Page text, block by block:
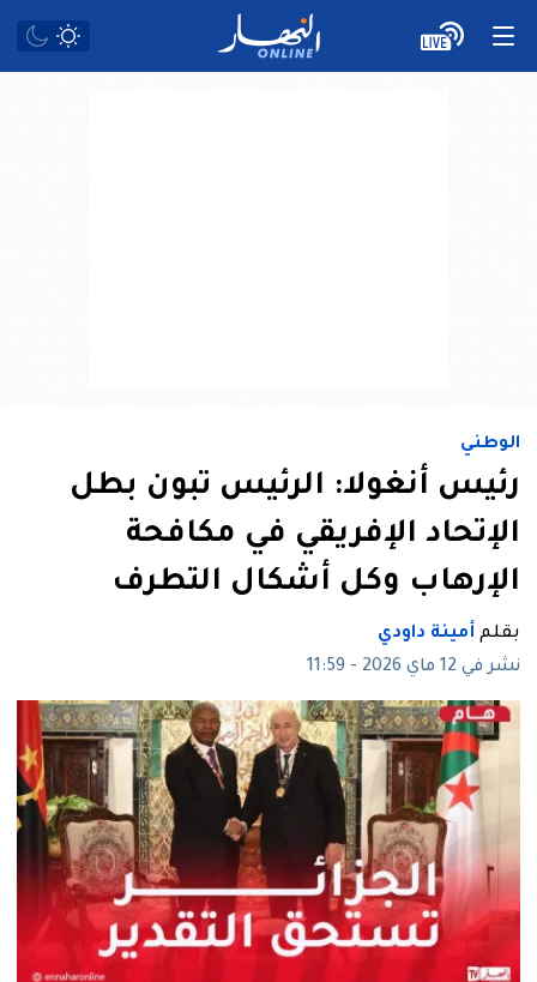
الوطني
رئيس أنغولا: الرئيس تبون بطل
الإتحاد الإفريقي في مكافحة
الإرهاب وكل أشكال التطرف
بقلم أمينة داودي
نشر في 12 ماي 2026 - 11:59